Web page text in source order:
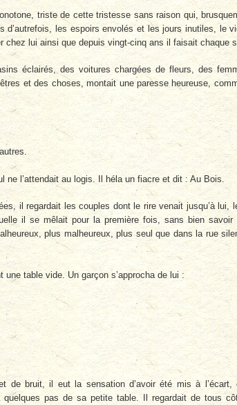
triste de cette tristesse sans raison qui,
les espoirs envolés et les jours inutiles, le
chez lui ainsi que depuis vingt-cinq ans il faisait chaque
éclairés, des voitures chargées de fleurs, des
et des choses, montait une paresse heureuse,
ne l’attendait au logis. Il héla un fiacre et dit : Au Bois.
il regardait les couples dont le rire venait jusqu’à lui,
il se mêlait pour la première fois, sans bien savoir
plus malheureux, plus seul que dans la rue
table vide. Un garçon s’approcha de lui :
de bruit, il eut la sensation d’avoir été mis à l’écart,
quelques pas de sa petite table. Il regardait de tous